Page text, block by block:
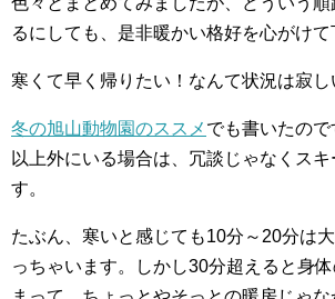
るにしても、是非暖かい格好を心がけて
寒くて早く帰りたい！なんて状況は寂し
冬の旭山動物園のススメ でも書いたの
以上外にいる場合は、冗談じゃなくス
す。
たぶん、寒いと感じても10分～20分は
っちゃいます。しかし30分超えると身